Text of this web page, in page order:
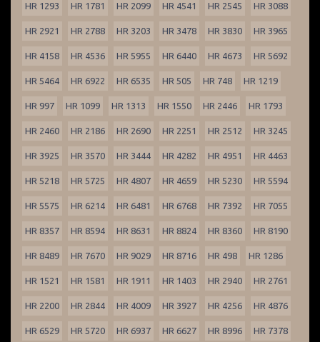
HR 1293 HR 1781 HR 2099 HR 4541 HR 2545 HR 3088
HR 2921 HR 2788 HR 3203 HR 3478 HR 3830 HR 3965
HR 4158 HR 4536 HR 5955 HR 6440 HR 4673 HR 5692
HR 5464 HR 6922 HR 6535 HR 505 HR 748 HR 1219
HR 997 HR 1099 HR 1313 HR 1550 HR 2446 HR 1793
HR 2460 HR 2186 HR 2690 HR 2251 HR 2512 HR 3245
HR 3925 HR 3570 HR 3444 HR 4282 HR 4951 HR 4463
HR 5218 HR 5725 HR 4807 HR 4659 HR 5230 HR 5594
HR 5575 HR 6214 HR 6481 HR 6768 HR 7392 HR 7055
HR 8357 HR 8594 HR 8631 HR 8824 HR 8360 HR 8190
HR 8489 HR 7670 HR 9029 HR 8716 HR 498 HR 1286
HR 1521 HR 1581 HR 1911 HR 1403 HR 2940 HR 2761
HR 2200 HR 2844 HR 4009 HR 3927 HR 4256 HR 4876
HR 6529 HR 5720 HR 6937 HR 6627 HR 8996 HR 7378